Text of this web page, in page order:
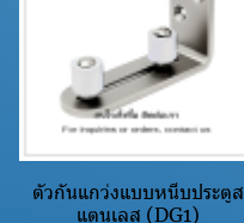
ตัวกันแกว่งแบบหนีบประตูส
แตนเลส (DG1)